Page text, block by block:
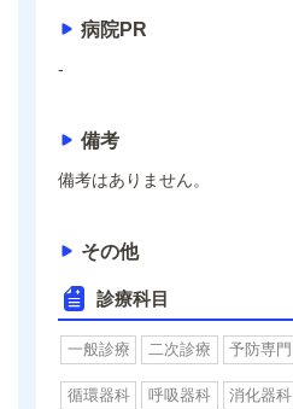
病院PR
-
備考
備考はありません。
その他
診療科目
一般診療 二次診療 予防専門
循環器科 呼吸器科 消化器科